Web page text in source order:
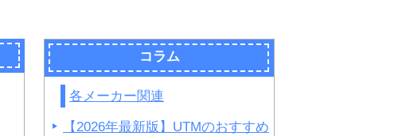
コラム
各メーカー関連
【2026年最新版】UTMのおすすめ